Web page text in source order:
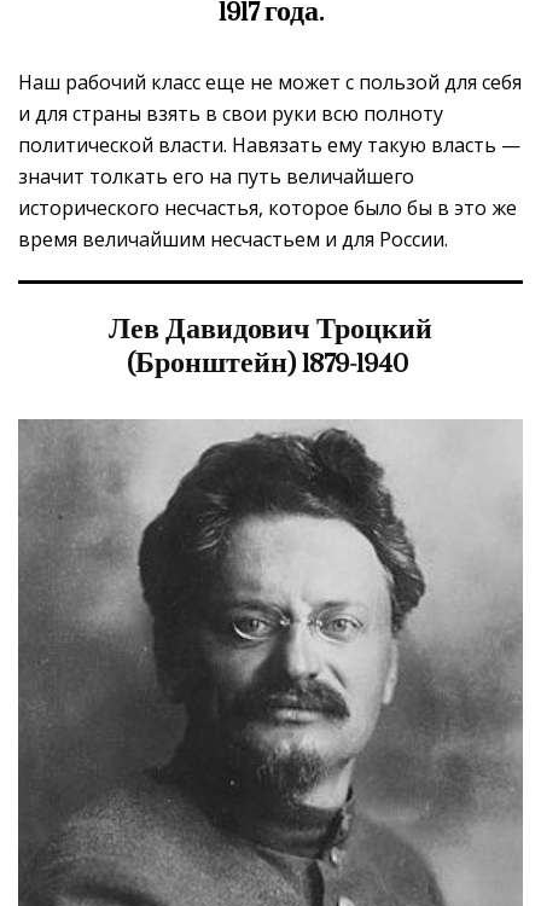
Наш рабочий класс еще не может с пользой для себя
и для страны взять в свои руки всю полноту
политической власти. Навязать ему такую власть —
значит толкать его на путь величайшего
исторического несчастья, которое было бы в это же
время величайшим несчастьем и для России.
Лев Давидович Троцкий
(Бронштейн) 1879-1940